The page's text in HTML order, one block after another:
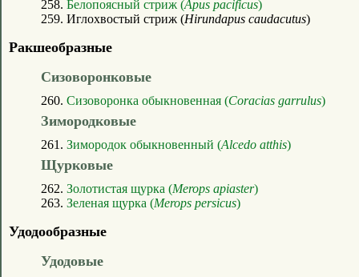
258. Белопоясный стриж (Apus pacificus)
259. Иглохвостый стриж (Hirundapus caudacutus)
Ракшеобразные
Сизоворонковые
260. Сизоворонка обыкновенная (Coracias garrulus)
Зимородковые
261. Зимородок обыкновенный (Alcedo atthis)
Щурковые
262. Золотистая щурка (Merops apiaster)
263. Зеленая щурка (Merops persicus)
Удодообразные
Удодовые